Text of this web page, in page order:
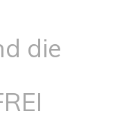
die